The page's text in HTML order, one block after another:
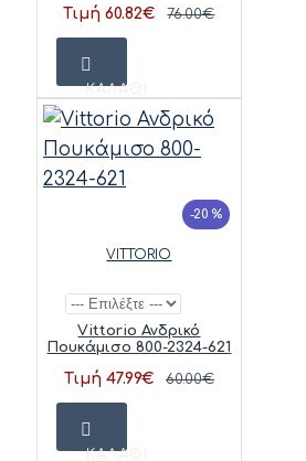
Τιμή 60.82€ 76.00€
ΚΑΛΆΘΙ
-20 %
VITTORIO
Vittorio Ανδρικό
Πουκάμισο 800-2324-621
Τιμή 47.99€ 60.00€
ΚΑΛΆΘΙ